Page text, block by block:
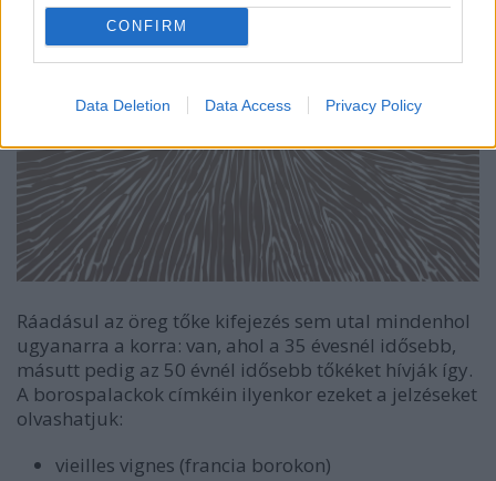
CONFIRM
Data Deletion Data Access Privacy Policy
Ráadásul az öreg tőke kifejezés sem utal mindenhol
ugyanarra a korra: van, ahol a 35 évesnél idősebb,
másutt pedig az 50 évnél idősebb tőkéket hívják így.
A borospalackok címkéin ilyenkor ezeket a jelzéseket
olvashatjuk:
vieilles vignes (francia borokon)